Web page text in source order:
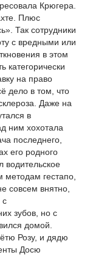
Крюгера.
Плюс
Так сотрудники
с вредными или
в этом
категорически
на право
дело в том, что
Даже на
в
ним хохотала
последнего,
его родного
водительское
методам гестапо,
совсем внятно,
с
зубов, но с
домой.
Розу, и дядю
Досю